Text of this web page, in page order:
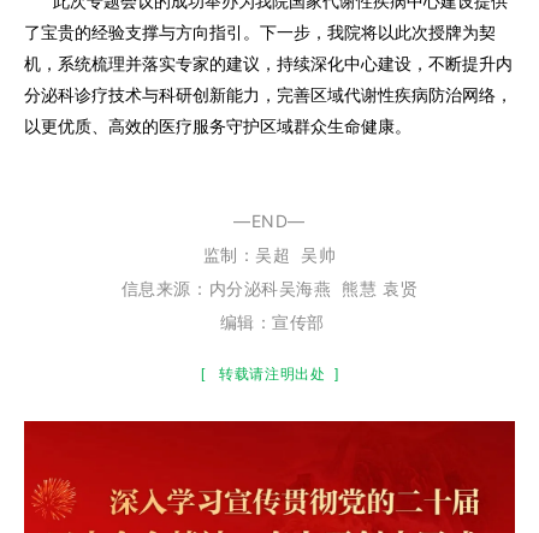
了宝贵的经验支撑与方向指引。下一步，我院将以此次授牌为契
机， 系统梳理并落实专家的建议 ，持续深化中心建设，不断提升内
分泌科诊疗技术与科研创新能力，完善区域代谢性疾病防治网络，
以更优质、高效的医疗服务守护区域群众生命健康。
—END—
监制： 吴超
吴帅
信息来源：内分泌科吴海燕 熊慧 袁贤
编辑：宣传部
[ 转载请注明出处 ]